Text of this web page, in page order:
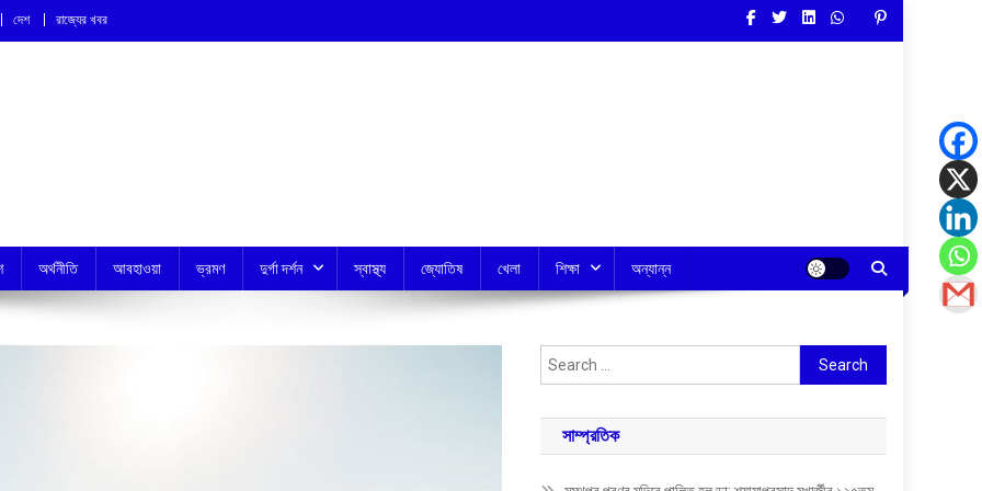
দেশ রাজ্যের খবর
অর্থনীতি আবহাওয়া ভ্রমণ দুর্গা দর্শন স্বাস্থ্য জ্যোতিষ খেলা শিক্ষা অন্যান্ন
Search
for:
সাম্প্রতিক